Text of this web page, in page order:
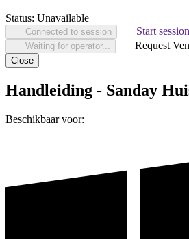
Status: Unavailable
Connected to session Start session
Waiting for operator... Request
Close
Handleiding - Sanday
Beschikbaar voor: